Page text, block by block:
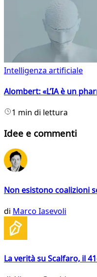
Intelligenza artificiale
Alombert: «L’IA è un
1 min di lettura
Idee e commenti
Non esistono coalizioni
di Marco Iasevoli
La verità su Scalfaro, il